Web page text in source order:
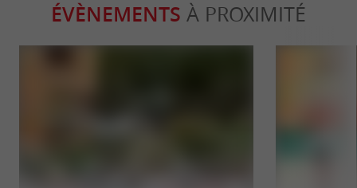
ÉVÈNEMENTS À PROXIMITÉ